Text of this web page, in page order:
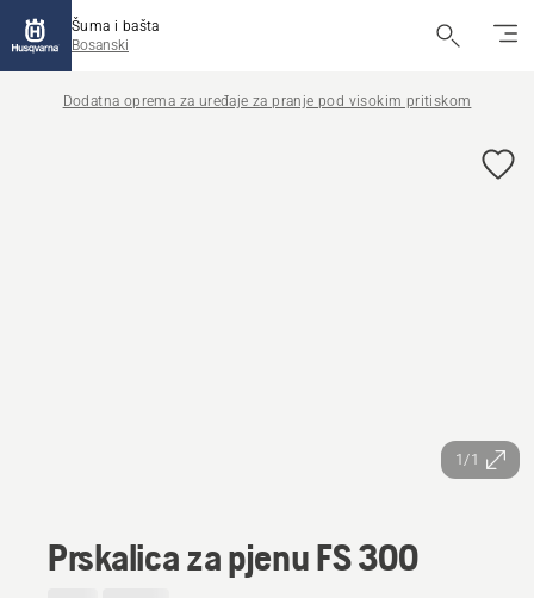
Šuma i bašta
Bosanski
Dodatna oprema za uređaje za pranje pod visokim pritiskom
1/1
Prskalica za pjenu FS 300